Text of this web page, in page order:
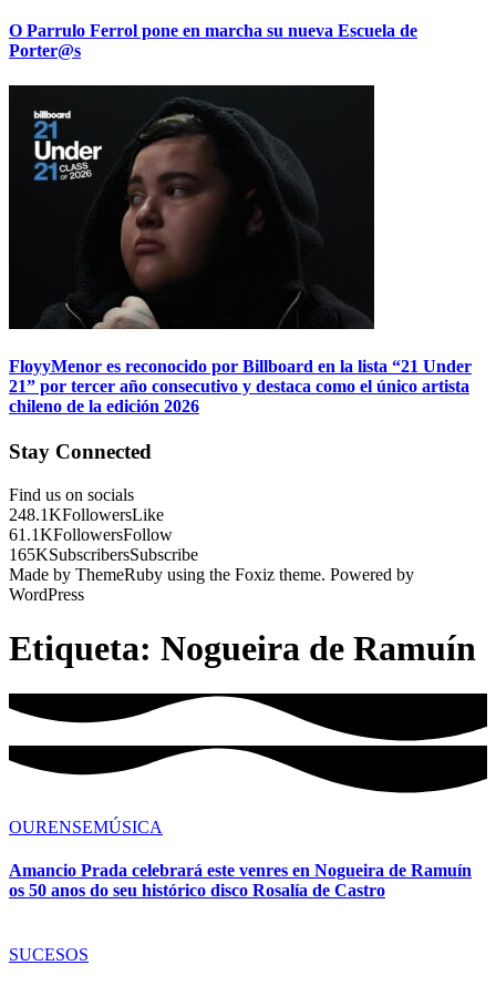
O Parrulo Ferrol pone en marcha su nueva Escuela de
Porter@s
FloyyMenor es reconocido por Billboard en la lista “21 Under
21” por tercer año consecutivo y destaca como el único artista
chileno de la edición 2026
Stay Connected
Find us on socials
248.1KFollowersLike
61.1KFollowersFollow
165KSubscribersSubscribe
Made by ThemeRuby using the Foxiz theme. Powered by
WordPress
Etiqueta: Nogueira de Ramuín
OURENSEMÚSICA
Amancio Prada celebrará este venres en Nogueira de Ramuín
os 50 anos do seu histórico disco Rosalía de Castro
SUCESOS